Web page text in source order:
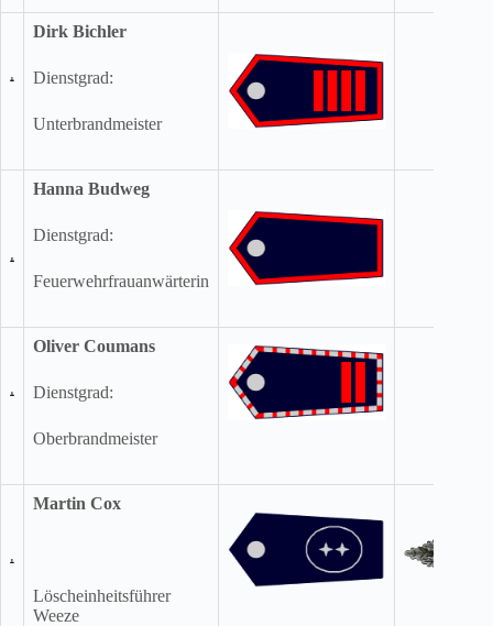
Dirk Bichler
Dienstgrad:
Unterbrandmeister
Hanna Budweg
Dienstgrad:
Feuerwehrfrauanwärterin
Oliver Coumans
Dienstgrad:
Oberbrandmeister
Martin Cox
Löscheinheitsführer
Weeze